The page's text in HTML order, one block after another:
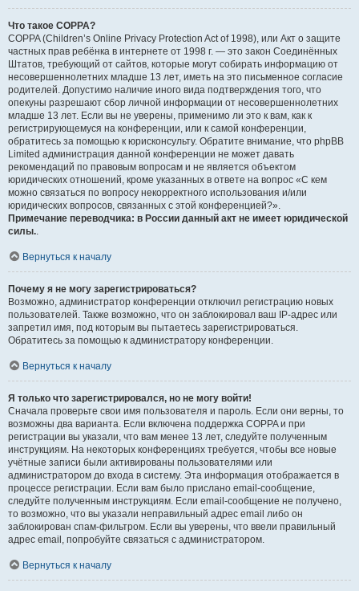
Что такое COPPA?
COPPA (Children’s Online Privacy Protection Act of 1998), или Акт о защите
частных прав ребёнка в интернете от 1998 г. — это закон Соединённых
Штатов, требующий от сайтов, которые могут собирать информацию от
несовершеннолетних младше 13 лет, иметь на это письменное согласие
родителей. Допустимо наличие иного вида подтверждения того, что
опекуны разрешают сбор личной информации от несовершеннолетних
младше 13 лет. Если вы не уверены, применимо ли это к вам, как к
регистрирующемуся на конференции, или к самой конференции,
обратитесь за помощью к юрисконсульту. Обратите внимание, что phpBB
Limited администрация данной конференции не может давать
рекомендаций по правовым вопросам и не является объектом
юридических отношений, кроме указанных в ответе на вопрос «С кем
можно связаться по вопросу некорректного использования и/или
юридических вопросов, связанных с этой конференцией?».
Примечание переводчика: в России данный акт не имеет юридической
силы..
Вернуться к началу
Почему я не могу зарегистрироваться?
Возможно, администратор конференции отключил регистрацию новых
пользователей. Также возможно, что он заблокировал ваш IP-адрес или
запретил имя, под которым вы пытаетесь зарегистрироваться.
Обратитесь за помощью к администратору конференции.
Вернуться к началу
Я только что зарегистрировался, но не могу войти!
Сначала проверьте свои имя пользователя и пароль. Если они верны, то
возможны два варианта. Если включена поддержка COPPA и при
регистрации вы указали, что вам менее 13 лет, следуйте полученным
инструкциям. На некоторых конференциях требуется, чтобы все новые
учётные записи были активированы пользователями или
администратором до входа в систему. Эта информация отображается в
процессе регистрации. Если вам было прислано email-сообщение,
следуйте полученным инструкциям. Если email-сообщение не получено,
то возможно, что вы указали неправильный адрес email либо он
заблокирован спам-фильтром. Если вы уверены, что ввели правильный
адрес email, попробуйте связаться с администратором.
Вернуться к началу